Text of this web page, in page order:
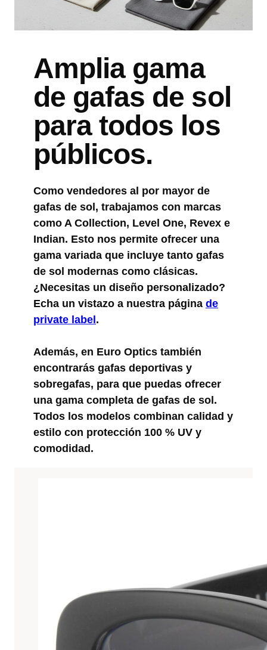
Amplia gama
de gafas de sol
para todos los
públicos.
Como vendedores al por mayor de
gafas de sol, trabajamos con marcas
como A Collection, Level One, Revex e
Indian. Esto nos permite ofrecer una
gama variada que incluye tanto gafas
de sol modernas como clásicas.
¿Necesitas un diseño personalizado?
Echa un vistazo a nuestra página de
private label.
Además, en Euro Optics también
encontrarás gafas deportivas y
sobregafas, para que puedas ofrecer
una gama completa de gafas de sol.
Todos los modelos combinan calidad y
estilo con protección 100 % UV y
comodidad.